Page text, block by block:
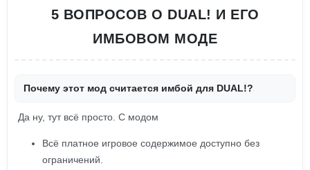
5 ВОПРОСОВ О DUAL! И ЕГО
ИМБОВОМ МОДЕ
Почему этот мод считается имбой для DUAL!?
Да ну, тут всё просто. С модом
Всё платное игровое содержимое доступно без
ограничений.